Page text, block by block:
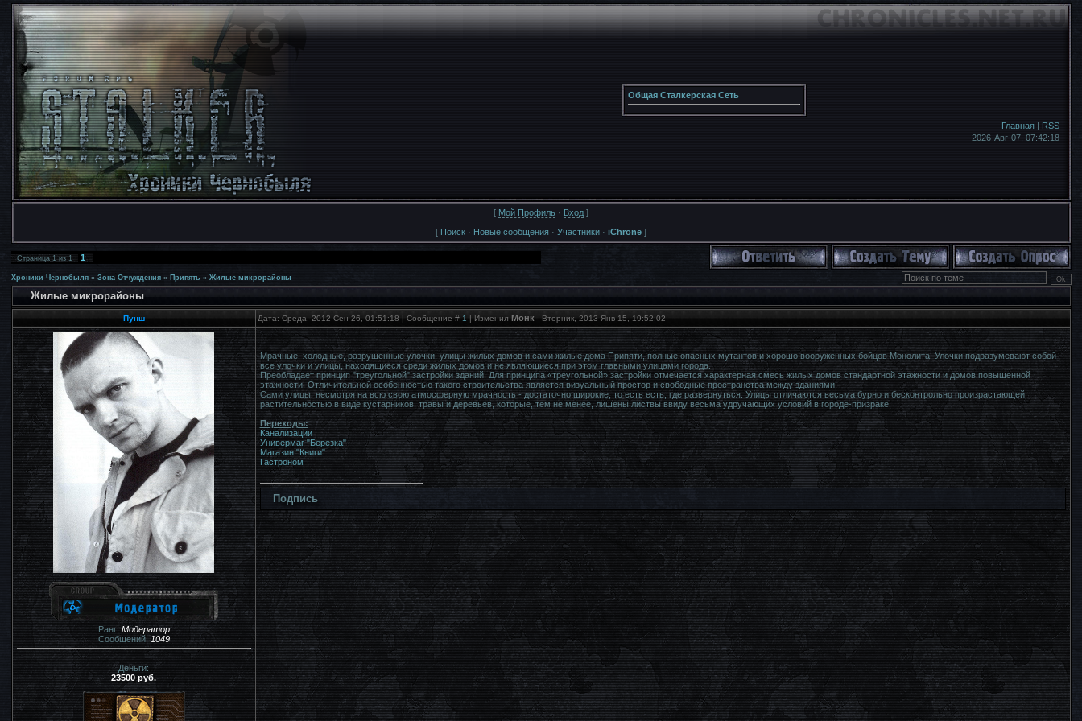
Общая Сталкерская Сеть
Главная| RSS
2026-Авг-07, 07:42:18
[ Мой Профиль · Вход ]
[ Поиск · Новые сообщения · Участники · iChrone ]
Страница1из1 1
Хроники Чернобыля » Зона Отчуждения » Припять » Жилые микрорайоны
Жилые микрорайоны
Пунш Дата: Среда, 2012-Сен-26, 01:51:18 | Сообщение # 1 | Изменил Монк- Вторник, 2013-Янв-15, 19:52:02
Ранг: Модератор
Сообщений:1049
Деньги:
23500 руб.
Мрачные, холодные, разрушенные улочки, улицы жилых домов и сами жилые дома Припяти, полные опасных мутантов и хорошо вооруженных бойцов Монолита. Улочки подразумевают собой
все улочки и улицы, находящиеся среди жилых домов и не являющиеся при этом главными улицами города.
Преобладает принцип "треугольной" застройки зданий. Для принципа «треугольной» застройки отмечается характерная смесь жилых домов стандартной этажности и домов повышенной
этажности. Отличительной особенностью такого строительства является визуальный простор и свободные пространства между зданиями.
Сами улицы, несмотря на всю свою атмосферную мрачность - достаточно широкие, то есть есть, где развернуться. Улицы отличаются весьма бурно и бесконтрольно произрастающей
растительностью в виде кустарников, травы и деревьев, которые, тем не менее, лишены листвы ввиду весьма удручающих условий в городе-призраке.
Переходы:
Канализации
Универмаг "Березка"
Магазин "Книги"
Гастроном
Подпись